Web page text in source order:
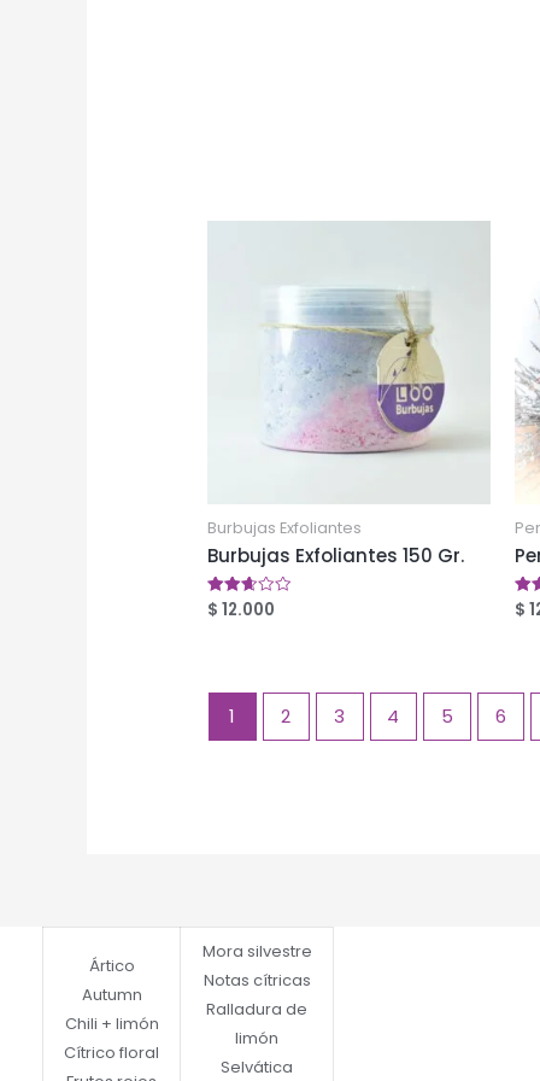
Burbujas Exfoliantes
Burbujas Exfoliantes 150 Gr.
Valorado
en
$ 12.000
en
$
1 2 3 4 5 6
Ártico
Autumn
Chili + limón
Cítrico floral
Mora silvestre
Notas cítricas
Ralladura de
limón
Selvática